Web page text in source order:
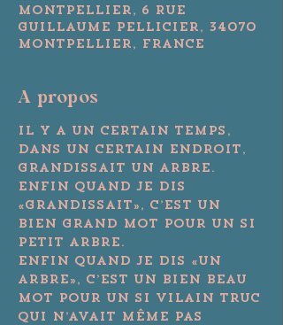
Montpellier, 6 Rue
Guillaume Pellicier, 34070
Montpellier, France
A propos
Il y a un certain temps,
dans un certain endroit,
grandissait un arbre.
Enfin quand je dis
«grandissait», c’est un
bien grand mot pour un si
petit arbre.
Enfin quand je dis «un
arbre», c’est un bien beau
mot pour un si vilain truc
qui n’avait même pas